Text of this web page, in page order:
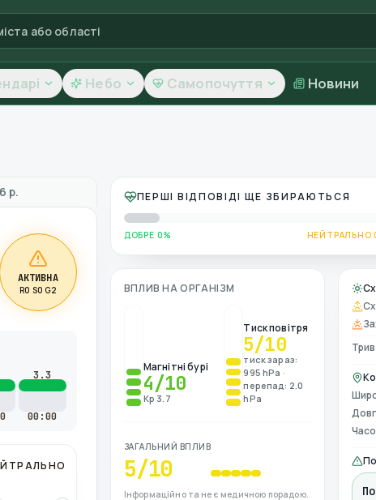
Небо Самопочуття Новини
р.
АКТИВНА
R0 S0 G2
3.3
00:00
ПЕРШІ ВІДПОВІДІ ЩЕ ЗБИРАЮТЬСЯ
ДОБРЕ 0% НЕЙТРАЛЬНО
ВПЛИВ НА ОРГАНІЗМ
Магнітні бурі
4/10
Kp 3.7
Тиск повітря
5/10
тиск зараз:
995 hPa ·
перепад: 2.0
hPa
ЗАГАЛЬНИЙ ВПЛИВ
5/10
Інформаційно та не є медичною порадою.